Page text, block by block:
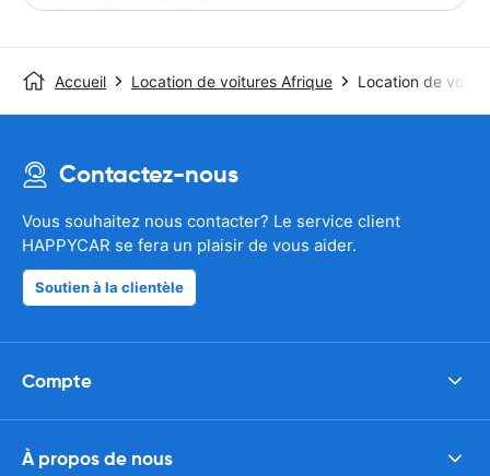
Accueil Location de voitures Afrique Location de
Contactez-nous
Vous souhaitez nous contacter? Le service client
HAPPYCAR se fera un plaisir de vous aider.
Soutien à la clientèle
Compte
À propos de nous